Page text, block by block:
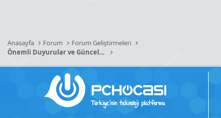
Anasayfa Forum
Forum Geliştirmeleri
Önemli Duyurular ve Güncellemeler